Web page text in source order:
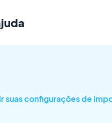
suas configurações de